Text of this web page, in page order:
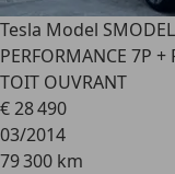
Tesla Model S
PERFORMANCE 7P +
TOIT OUVRANT
€ 28 490
03/2014
79 300 km